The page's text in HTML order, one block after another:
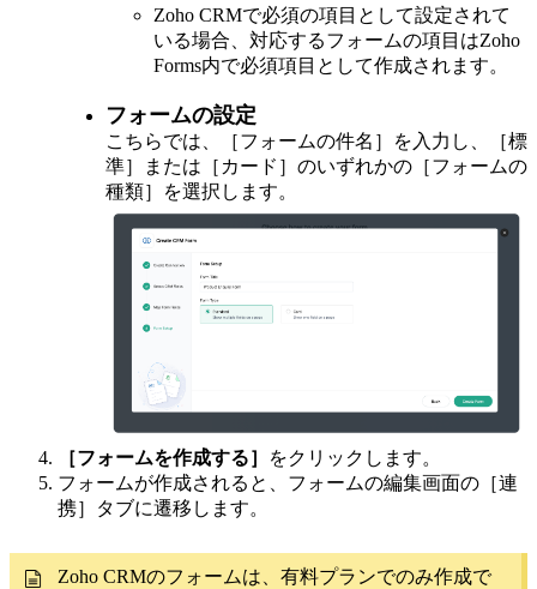
Zoho CRMで必須の項目として設定されて
いる場合、対応するフォームの項目はZoho
Forms内で必須項目として作成されます。
フォームの設定
こちらでは、［フォームの件名］を入力し、［標
準］または［カード］のいずれかの［フォームの
種類］を選択します。
［フォームを作成する］
をクリックします。
フォームが作成されると、フォームの編集画面の［連
携］タブに遷移します。
Zoho CRMのフォームは、有料プランでのみ作成で